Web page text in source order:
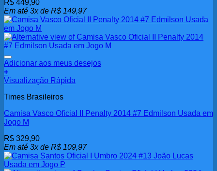
R$ 449,90
Em até 3x de R$ 149,97
Adicionar aos meus desejos
+
Visualização Rápida
Times Brasileiros
Camisa Vasco Oficial II Penalty 2014 #7 Edmilson Usada em
Jogo M
R$ 329,90
Em até 3x de R$ 109,97